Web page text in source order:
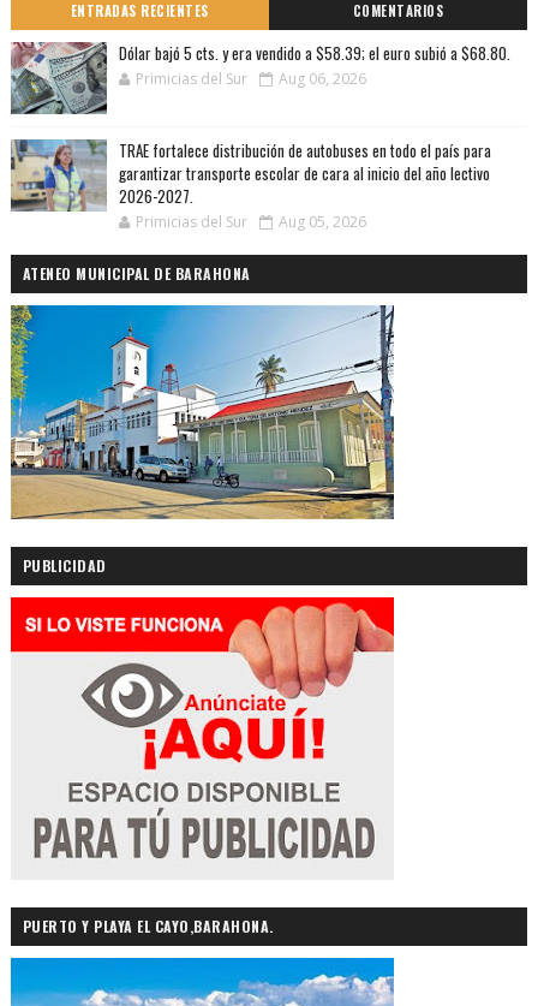
ENTRADAS RECIENTES COMENTARIOS
Dólar bajó 5 cts. y era vendido a $58.39; el euro subió a $68.80.
Primicias del Sur Aug 06, 2026
TRAE fortalece distribución de autobuses en todo el país para
garantizar transporte escolar de cara al inicio del año lectivo
2026-2027.
Primicias del Sur Aug 05, 2026
ATENEO MUNICIPAL DE BARAHONA
PUBLICIDAD
PUERTO Y PLAYA EL CAYO,BARAHONA.